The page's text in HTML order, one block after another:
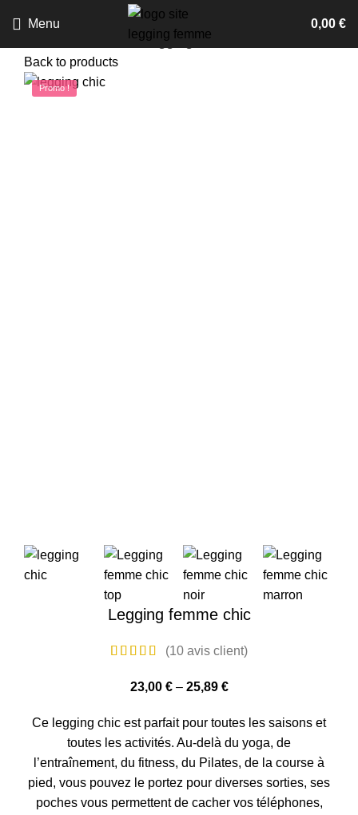
Menu 0,00 €
Fashion
Legging femme chic
Back to products
Promo !
Legging femme chic
(10 avis client)
23,00 €– 25,89 €
Ce legging chic est parfait pour toutes les saisons et
toutes les activités. Au-delà du yoga, de
l’entraînement, du fitness, du Pilates, de la course à
pied, vous pouvez le portez pour diverses sorties, ses
poches vous permettent de cacher vos téléphones,